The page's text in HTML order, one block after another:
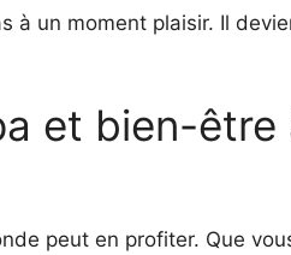
à un moment plaisir. Il
et bien-
peut en profiter. Que